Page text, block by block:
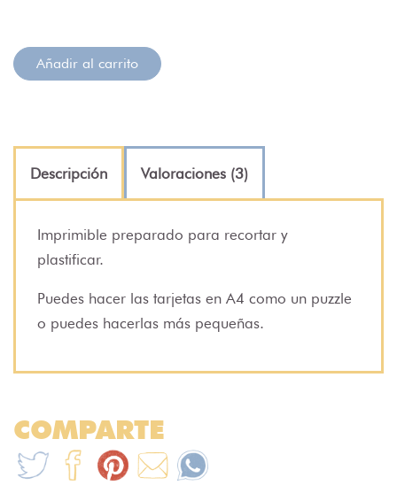
Añadir al carrito
Descripción Valoraciones (3)
Imprimible preparado para recortar y
plastificar.
Puedes hacer las tarjetas en A4 como un puzzle
o puedes hacerlas más pequeñas.
COMPARTE